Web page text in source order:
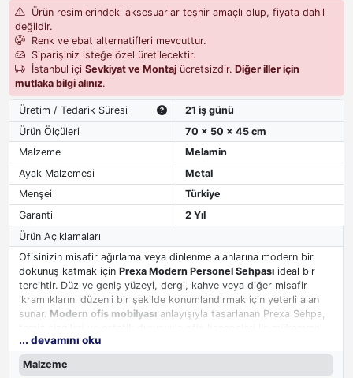
Ürün resimlerindeki aksesuarlar teşhir amaçlı olup, fiyata dahil
değildir.
Renk ve ebat alternatifleri mevcuttur.
Siparişiniz isteğe özel üretilecektir.
İstanbul içi Sevkiyat ve Montajücretsizdir. Diğer iller için
mutlaka bilgi alınız.
Üretim / Tedarik Süresi
21 iş günü
Ürün Ölçüleri
70 x 50 x 45 cm
Malzeme
Melamin
Ayak Malzemesi
Metal
Menşei
Türkiye
Garanti
2 Yıl
Ürün Açıklamaları
Ofisinizin misafir ağırlama veya dinlenme alanlarına modern bir
dokunuş katmak için Prexa Modern Personel Sehpasıideal bir
tercihtir. Düz ve geniş yüzeyi, dergi, kahve veya diğer misafir
ikramlıklarını düzenli bir şekilde konumlandırmak için yeterli alan
sunar. Modern ofis mobilyasıanlayışıyla tasarlanan Prexa Sehpa,
bir uyum sağlar. Bu
estetiği bir arada sunarak ofisinizin genel atmosferine katkıda
bulunur ve sıcak bir karşılama ortamı yaratır.
... devamını oku
Malzeme